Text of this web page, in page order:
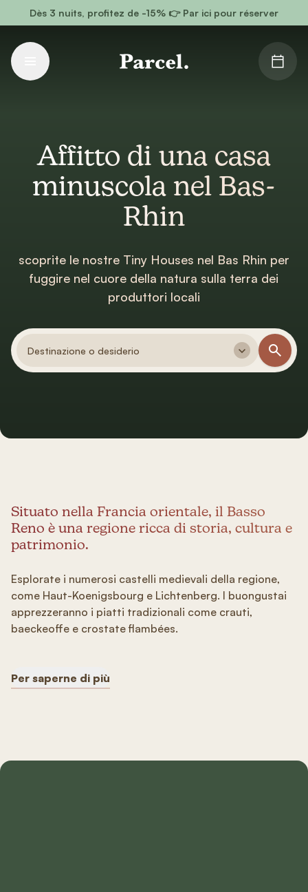
Vai al contenuto principale
Dès 3 nuits, profitez de -15% 👉 Par ici pour réserver
Affitto di una casa
minuscola nel Bas-
Rhin
scoprite le nostre Tiny Houses nel Bas Rhin per
fuggire nel cuore della natura sulla terra dei
produttori locali
Destinazione o desiderio
Situato nella Francia orientale, il Basso
Reno è una regione ricca di storia, cultura e
patrimonio.
Esplorate i numerosi castelli medievali della regione,
come Haut-Koenigsbourg e Lichtenberg. I buongustai
apprezzeranno i piatti tradizionali come crauti,
baeckeoffe e crostate flambées.
Per saperne di più